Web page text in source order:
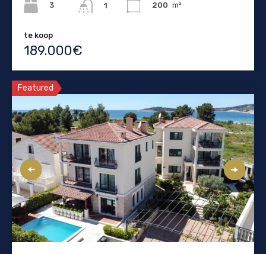
3
1
200 m²
te koop
189.000€
Featured